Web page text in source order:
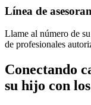
Línea de
Llame al número de
de profesionales
Conectando
su hijo con